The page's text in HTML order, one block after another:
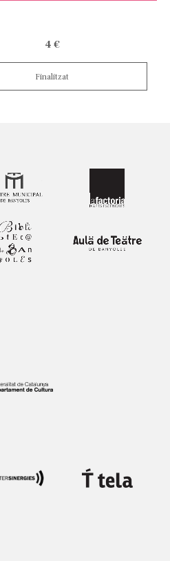
4 €
Finalitzat